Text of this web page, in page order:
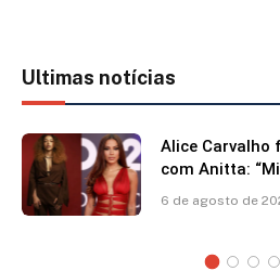
Ultimas notícias
Alice Carvalho
com Anitta:
6 de agosto de